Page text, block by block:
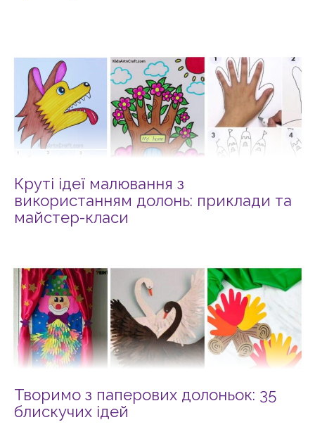
Круті ідеї малювання з
використанням долонь: приклади та
майстер-класи
Творимо з паперових долоньок: 35
блискучих ідей